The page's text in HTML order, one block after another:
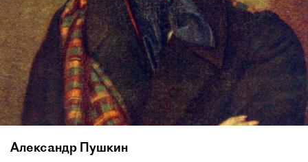
Александр Пушкин